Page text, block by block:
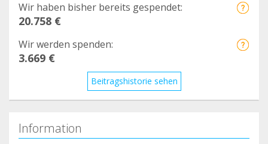
Wir haben bisher bereits gespendet:
20.758 €
Wir werden spenden:
3.669 €
Beitragshistorie sehen
Information